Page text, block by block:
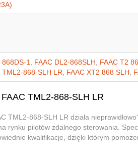
868DS-1, FAAC DL2-868SLH, FAAC T2
TML2-868-SLH LR, FAAC XT2 868 SLH,
TML2-868-SLH LR
TML2-868-SLH LR działa
rynku pilotów zdalnego sterowania.
kwalifikacje, dzięki którym